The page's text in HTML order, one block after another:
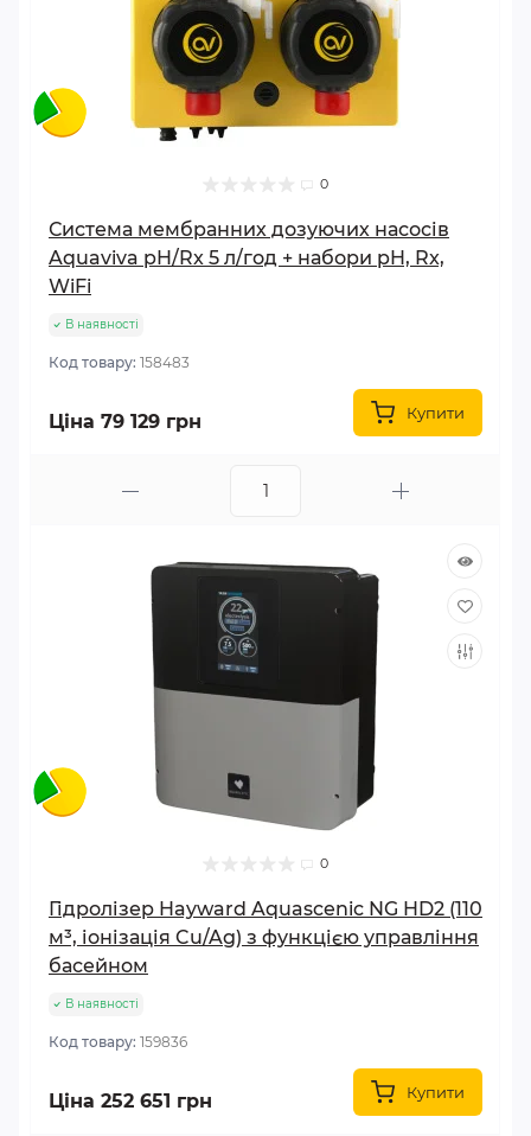
0
Система мембранних дозуючих насосів
Aquaviva pH/Rx 5 л/год + набори pH, Rx,
WiFi
В наявності
Код товару: 158483
Ціна 79 129 грн Купити
0
Гідролізер Hayward Aquascenic NG HD2 (110
м³, іонізація Cu/Ag) з функцією управління
басейном
В наявності
Код товару: 159836
Ціна 252 651 грн Купити